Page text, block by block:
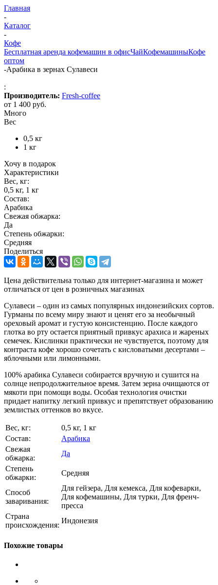
Главная
-
Каталог
-
Кофе
Бесплатная аренда кофемашин в офисЧайКофемашиныКофе
оптом
-Арабика в зернах Сулавеси
:
Производитель: Fresh-coffee
от 1 400 руб.
Много
Вес
0,5 кг
1 кг
Хочу в подарок
Характеристики
Вес, кг:
0,5 кг, 1 кг
Состав:
Арабика
Свежая обжарка:
Да
Степень обжарки:
Средняя
Поделиться
Цена действительна только для интернет-магазина и может
отличаться от цен в розничных магазинах
Сулавеси – один из самых популярных индонезийских сортов.
Гурманы по всему миру знают и ценят его за необычный
ореховый аромат и густую консистенцию. После каждого
глотка во рту остается приятный привкус арахиса и жареных
семечек. Кислинки практически не чувствуется, поэтому для
контраста кофе хорошо сочетать с кисловатыми десертами –
яблочными или лимонными.
100% арабика Сулавеси собирается вручную и сушится на
солнце непродолжительное время. Затем зерна очищаются от
мякоти при помощи воды. Особая технология очистки
придает напитку легкий привкус и препятствует образованию
землистых оттенков во вкусе.
Вес, кг:
0,5 кг, 1 кг
Состав:
Арабика
Свежая
обжарка:
Да
Степень
обжарки:
Средняя
Способ
заваривания:
Для гейзера, Для кемекса, Для кофеварки,
Для кофемашины, Для турки, Для френч-
пресса
Страна
происхождения:
Индонезия
Похожие товары